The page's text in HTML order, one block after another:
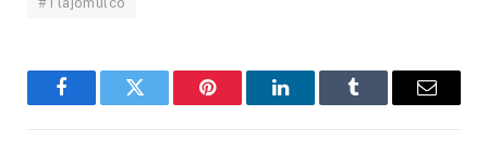
FacebookTwitter Pinterest LinkedInTumblr Email